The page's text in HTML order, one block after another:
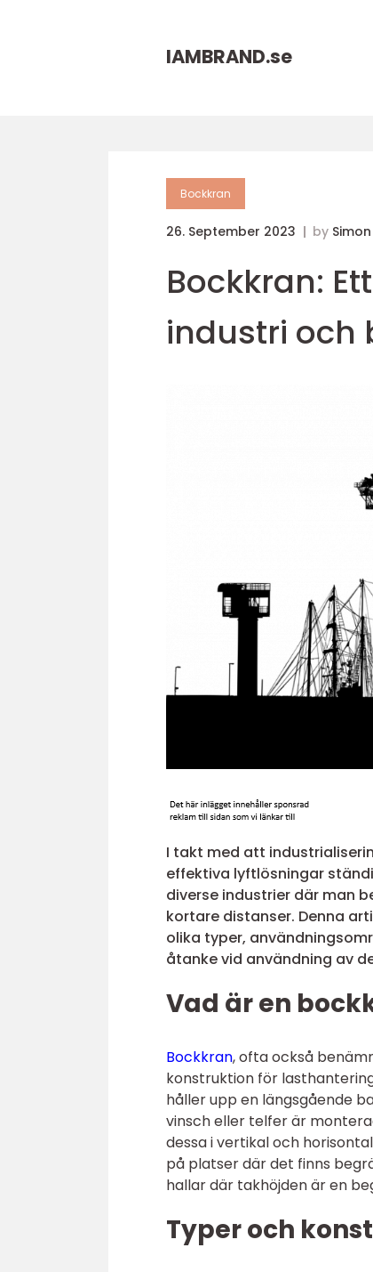
IAMBRAND.se
Bockkran
26. September 2023 by
Bockkran:
industri och
I takt med att
effektiva lyftlösningar
diverse industrier där man
kortare distanser. Denna
olika typer,
åtanke vid användning av
Vad är en
Bockkran, ofta också
konstruktion för
håller upp en längsgående
vinsch eller telfer är
dessa i vertikal och
på platser där det finns
hallar där takhöjden är en
Typer och